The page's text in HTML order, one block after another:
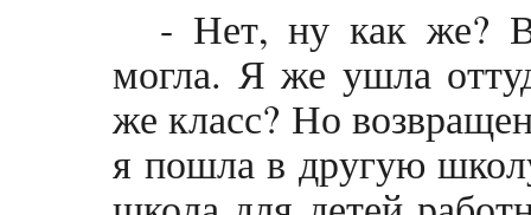
- Нет, ну как же?
могла. Я же ушла
же класс? Но
я пошла в другую